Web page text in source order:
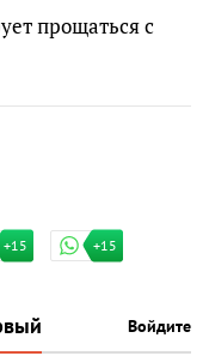
прощаться с
+15 +15
Войдите